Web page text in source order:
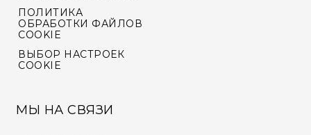
ПОЛИТИКА
ОБРАБОТКИ ФАЙЛОВ
COOKIE
ВЫБОР НАСТРОЕК
COOKIE
МЫ НА СВЯЗИ